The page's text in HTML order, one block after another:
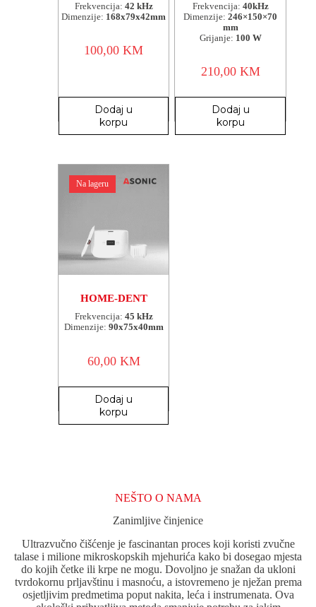
Frekvencija: 42 kHz
Dimenzije: 168x79x42mm
100,00KM
Dodaj u
korpu
Frekvencija: 40kHz
Dimenzije: 246×150×70
mm
Grijanje: 100 W
210,00 KM
Dodaj u
korpu
Na lageru
HOME-DENT
Frekvencija: 45 kHz
Dimenzije: 90x75x40mm
60,00 KM
Dodaj u
korpu
NEŠTO O NAMA
Zanimljive činjenice
Ultrazvučno čišćenje je fascinantan proces koji koristi zvučne
talase i milione mikroskopskih mjehurića kako bi dosegao mjesta
do kojih četke ili krpe ne mogu. Dovoljno je snažan da ukloni
tvrdokornu prljavštinu i masnoću, a istovremeno je nježan prema
osjetljivim predmetima poput nakita, leća i instrumenata. Ova